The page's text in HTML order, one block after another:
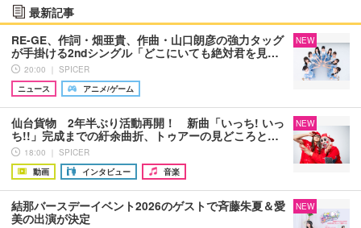
最新記事
RE-GE、作詞・畑亜貴、作曲・山口朗彦の強力タッグ
が手掛ける2ndシングル「どこにいても絶対君を見…
20:00 ｜ SPICER
ニュース
アニメ/ゲーム
NEW
仙台貨物 2年半ぶり活動再開！ 新曲「いっち! いっ
ち!!」完成までの紆余曲折、トゥアーの見どころと…
18:00 ｜ SPICER
動画
インタビュー 音楽
NEW
結那バースデーイベント2026のゲストで斉藤朱夏＆愛
美の出演が決定
NEW